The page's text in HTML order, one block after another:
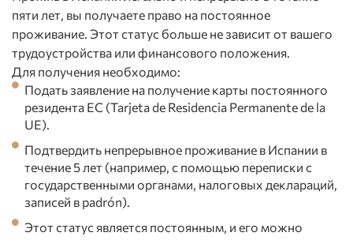
пяти лет, вы получаете право на постоянное
проживание. Этот статус больше не зависит от вашего
трудоустройства или финансового положения.
Для получения необходимо:
Подать заявление на получение карты постоянного
резидента ЕС (Tarjeta de Residencia Permanente de la
UE).
Подтвердить непрерывное проживание в Испании в
течение 5 лет (например, с помощью переписки с
государственными органами, налоговых деклараций,
записей в padrón).
Этот статус является постоянным, и его можно